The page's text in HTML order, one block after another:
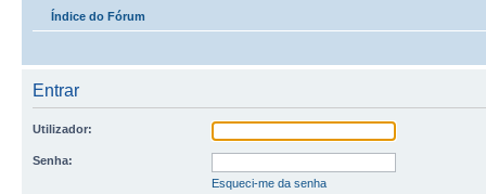
Índice do Fórum
Entrar
Utilizador:
Senha:
Esqueci-me da senha